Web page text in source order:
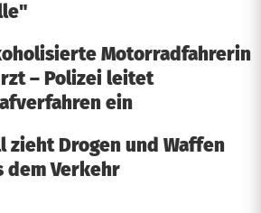
Motorradfahrerin
– Polizei leitet
ein
zieht Drogen und Waffen
dem Verkehr